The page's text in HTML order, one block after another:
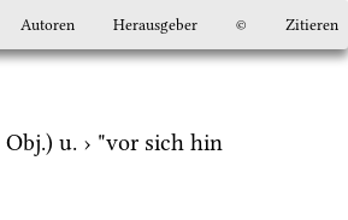
Autoren Herausgeber © Zitieren
Obj.) u. › "vor sich hin